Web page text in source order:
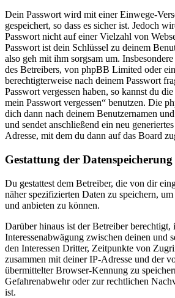
Dein Passwort wird mit einer Einwege-
gespeichert, so dass es sicher ist. Jedoch
Passwort nicht auf einer Vielzahl von
Passwort ist dein Schlüssel zu deinem
also geh mit ihm sorgsam um.
des Betreibers, von phpBB Limited oder
berechtigterweise nach deinem Passwort
Passwort vergessen haben, so kannst du
mein Passwort vergessen“ benutzen. Die
dich dann nach deinem Benutzernamen
und sendet anschließend ein neu
Adresse, mit dem du dann auf das Board
Gestattung der Datenspeicherung
Du gestattest dem Betreiber, die von dir
näher spezifizierten Daten zu speichern,
und anbieten zu können.
Darüber hinaus ist der Betreiber berechtigt,
Interessenabwägung zwischen deinen und
den Interessen Dritter, Zeitpunkte von
zusammen mit deiner IP-Adresse und der
übermittelter Browser-Kennung zu
Gefahrenabwehr oder zur rechtlichen
ist.